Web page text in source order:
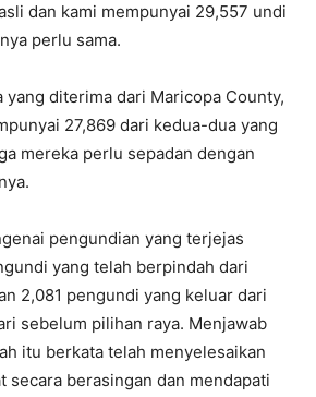
dan kami mempunyai 29,557 undi
perlu sama.
yang diterima dari Maricopa County,
27,869 dari kedua-dua yang
mereka perlu sepadan dengan
pengundian yang terjejas
yang telah berpindah dari
2,081 pengundi yang keluar dari
sebelum pilihan raya. Menjawab
itu berkata telah menyelesaikan
secara berasingan dan mendapati